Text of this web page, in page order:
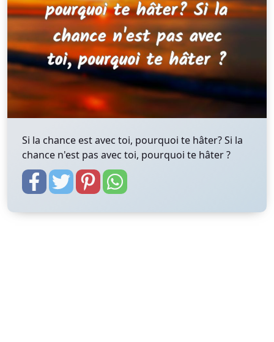
Si la chance est avec toi, pourquoi te hâter? Si la
chance n'est pas avec toi, pourquoi te hâter ?